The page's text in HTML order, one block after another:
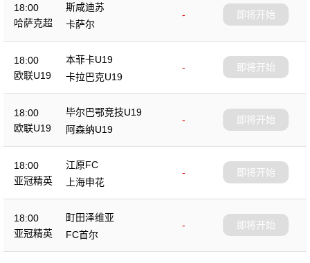
18:00
哈萨克超
斯咸迪苏
-
卡萨尔
即将开始
18:00
欧联U19
本菲卡U19
-
卡拉巴克U19
即将开始
18:00
欧联U19
毕尔巴鄂竞技U19
-
阿森纳U19
即将开始
18:00
亚冠精英
江原FC
-
上海申花
即将开始
18:00
亚冠精英
町田泽维亚
-
FC首尔
即将开始